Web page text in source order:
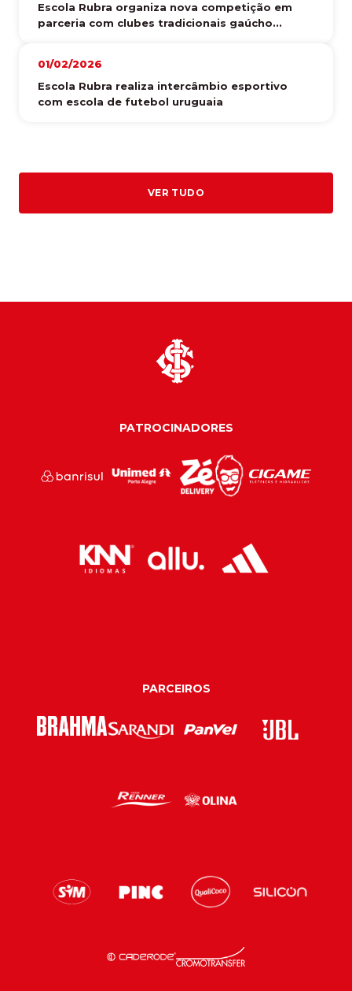
Escola Rubra organiza nova competição em
parceria com clubes tradicionais gaúcho...
01/02/2026
Escola Rubra realiza intercâmbio esportivo
com escola de futebol uruguaia
VER TUDO
PATROCINADORES
PARCEIROS